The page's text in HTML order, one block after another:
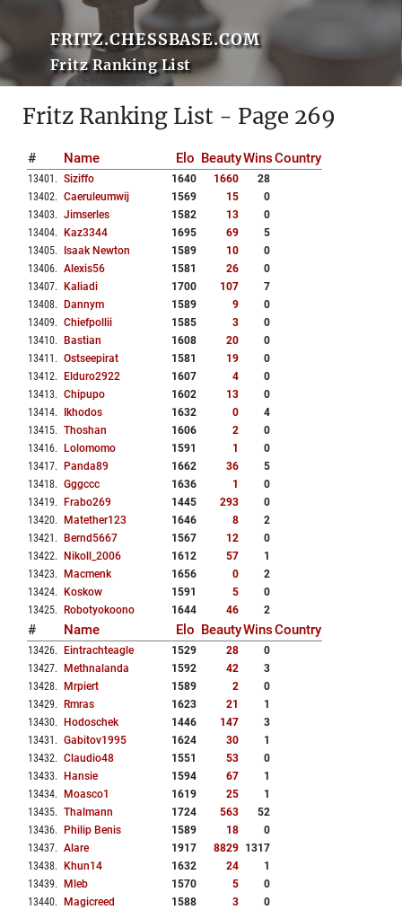
FRITZ.CHESSBASE.COM
Fritz Ranking List
Fritz Ranking List - Page 269
# Name Elo BeautyWinsCountry
13401 . Siziffo 1640 1660
28
13402. Caeruleumwij 1569 15
0
13403. Jimserles 1582 13
0
13404. Kaz3344 1695 69
5
13405. Isaak Newton 1589 10
0
13406. Alexis56 1581 26
0
13407. Kaliadi 1700 107
7
13408. Dannym 1589 9
0
13409. Chiefpollii 1585 3
0
13410. Bastian 1608 20
0
13411 . Ostseepirat 1581 19
0
13412. Elduro2922 1607 4
0
13413. Chipupo 1602 13
0
13414. Ikhodos 1632 0
4
13415. Thoshan 1606 2
0
13416. Lolomomo 1591 1
0
13417. Panda89 1662 36
5
13418. Gggccc 1636 1
0
13419. Frabo269 1445 293
0
13420. Matether123 1646 8
2
13421 . Bernd5667 1567 12
0
13422. Nikoll_2006 1612 57
1
13423. Macmenk 1656 0
2
13424. Koskow 1591 5
0
13425. Robotyokoono 1644 46 2
# Name Elo BeautyWinsCountry
13426. Eintrachteagle 1529 28
0
13427. Methnalanda 1592 42
3
13428. Mrpiert 1589 2
0
13429. Rmras 1623 21
1
13430. Hodoschek 1446 147
3
13431 . Gabitov1995 1624 30
1
13432. Claudio48 1551 53
0
13433. Hansie 1594 67
1
13434. Moasco1 1619 25
1
13435. Thalmann 1724 563
52
13436. Philip Benis 1589 18
0
13437. Alare 1917 8829 1317
13438. Khun14 1632 24
1
13439. Mleb 1570 5
0
13440. Magicreed 1588 3
0